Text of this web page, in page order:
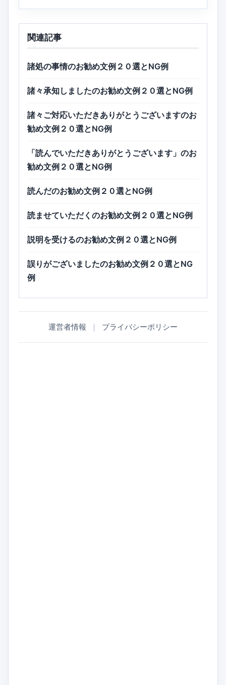
関連記事
諸処の事情のお勧め文例２０選とNG例
諸々承知しましたのお勧め文例２０選とNG例
諸々ご対応いただきありがとうございますのお
勧め文例２０選とNG例
「読んでいただきありがとうございます」のお
勧め文例２０選とNG例
読んだのお勧め文例２０選とNG例
読ませていただくのお勧め文例２０選とNG例
説明を受けるのお勧め文例２０選とNG例
誤りがございましたのお勧め文例２０選とNG
例
運営者情報 ｜ プライバシーポリシー